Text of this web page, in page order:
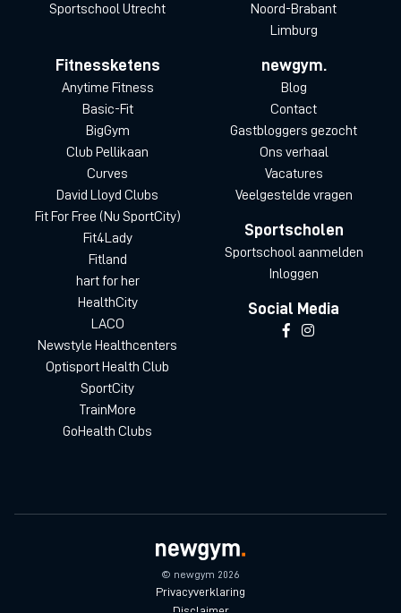
Sportschool Utrecht
Noord-Brabant
Limburg
Fitnessketens
Anytime Fitness
Basic-Fit
BigGym
Club Pellikaan
Curves
David Lloyd Clubs
Fit For Free (Nu SportCity)
Fit4Lady
Fitland
hart for her
HealthCity
LACO
Newstyle Healthcenters
Optisport Health Club
SportCity
TrainMore
GoHealth Clubs
newgym.
Blog
Contact
Gastbloggers gezocht
Ons verhaal
Vacatures
Veelgestelde vragen
Sportscholen
Sportschool aanmelden
Inloggen
Social Media
© newgym 2026
Privacyverklaring
Disclaimer